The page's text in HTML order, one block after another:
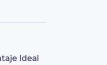
Ideal